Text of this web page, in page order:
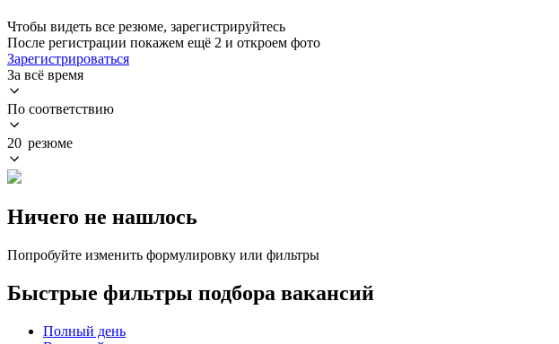
Чтобы видеть все резюме, зарегистрируйтесь
После регистрации покажем ещё 2 и откроем фото
Зарегистрироваться
За всё время
По соответствию
20 резюме
Ничего не нашлось
Попробуйте изменить формулировку или фильтры
Быстрые фильтры подбора вакансий
Полный день